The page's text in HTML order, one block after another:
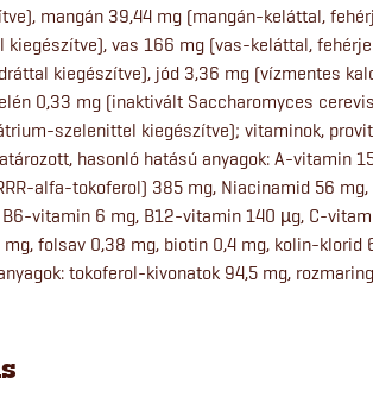
mangán 39,44 mg (mangán-keláttal,
kiegészítve), vas 166 mg (vas-keláttal,
kiegészítve), jód 3,36 mg (vízmentes
0,33 mg (inaktivált Saccharomyces
szelenittel kiegészítve); vitaminok,
hasonló hatású anyagok: A-vitamin
alfa-tokoferol) 385 mg, Niacinamid 56
vitamin 6 mg, B12-vitamin 140 µg, C-
mg, folsav 0,38 mg, biotin 0,4 mg, kolin-
tokoferol-kivonatok 94,5 mg,